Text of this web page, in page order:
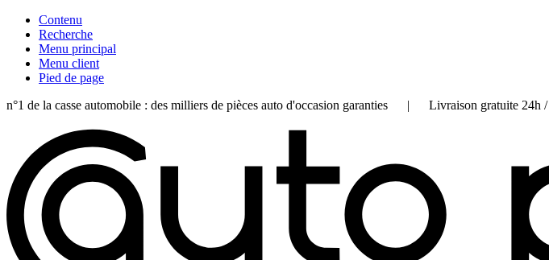
Contenu
Recherche
Menu principal
Menu client
Pied de page
n°1 de la casse automobile : des milliers de pièces auto d'occasion garanties | Livraison gratuite